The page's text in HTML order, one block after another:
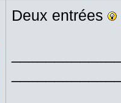
Deux entrées